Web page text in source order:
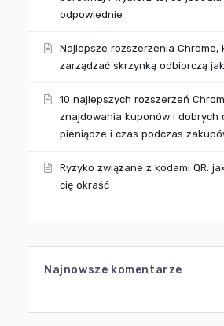
odpowiednie
Najlepsze rozszerzenia Chrome,
zarządzać skrzynką odbiorczą
10 najlepszych rozszerzeń
znajdowania kuponów i dobrych
pieniądze i czas podczas
Ryzyko związane z kodami QR:
cię okraść
Najnowsze komentarze